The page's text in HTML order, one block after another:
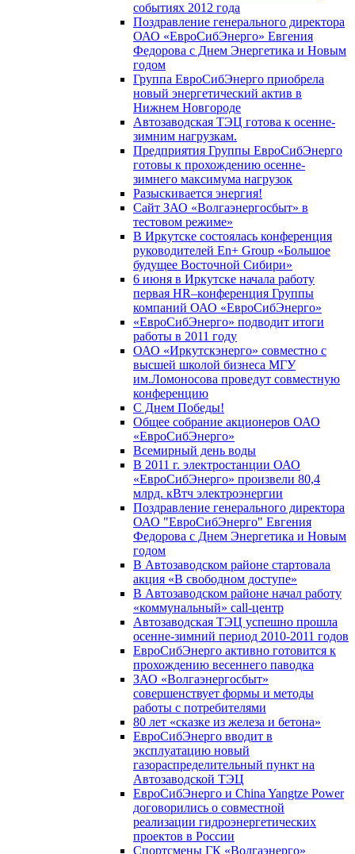
событиях 2012 года
Поздравление генерального директора
ОАО «ЕвроСибЭнерго» Евгения
Федорова с Днем Энергетика и Новым
годом
Группа ЕвроСибЭнерго приобрела
новый энергетический актив в
Нижнем Новгороде
Автозаводская ТЭЦ готова к осенне-
зимним нагрузкам.
Предприятия Группы ЕвроСибЭнерго
готовы к прохождению осенне-
зимнего максимума нагрузок
Разыскивается энергия!
Сайт ЗАО «Волгаэнергосбыт» в
тестовом режиме»
В Иркутске состоялась конференция
руководителей En+ Group «Большое
будущее Восточной Сибири»
6 июня в Иркутске начала работу
первая HR–конференция Группы
компаний ОАО «ЕвроСибЭнерго»
«ЕвроСибЭнерго» подводит итоги
работы в 2011 году
ОАО «Иркутскэнерго» совместно с
высшей школой бизнеса МГУ
им.Ломоносова проведут совместную
конференцию
С Днем Победы!
Общее собрание акционеров ОАО
«ЕвроСибЭнерго»
Всемирный день воды
В 2011 г. электростанции ОАО
«ЕвроСибЭнерго» произвели 80,4
млрд. кВтч электроэнергии
Поздравление генерального директора
ОАО "ЕвроСибЭнерго" Евгения
Федорова с Днем Энергетика и Новым
годом
В Автозаводском районе стартовала
акция «В свободном доступе»
В Автозаводском районе начал работу
«коммунальный» call-центр
Автозаводская ТЭЦ успешно прошла
осенне-зимний период 2010-2011 годов
ЕвроСибЭнерго активно готовится к
прохождению весеннего паводка
ЗАО «Волгаэнергосбыт»
совершенствует формы и методы
работы с потребителями
80 лет «сказке из железа и бетона»
ЕвроСибЭнерго вводит в
эксплуатацию новый
газораспределительный пункт на
Автозаводской ТЭЦ
ЕвроСибЭнерго и China Yangtze Power
договорились о совместной
реализации гидроэнергетических
проектов в России
Спортсмены ГК «Волгаэнерго»